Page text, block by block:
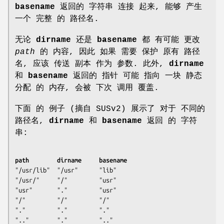
basename 返回的 字符串 连接 起来, 能够 产生
一个 完整 的 路径名.
无论 dirname 还是 basename 都 有可能 更改
path 的 内容, 因此 如果 需要 保护 原有 路径
名, 应该 传送 副本 作为 参数. 此外, dirname
和
basename 返回的 指针 可能 指向 一块 静态
分配 的 内存, 会被 下次 调用 覆盖.
下面 的 例子 (摘自 SUSv2) 展示了 对于 不同的
路径名, dirname 和 basename 返回 的 字符
串:
path  		dirname		basename
"/usr/lib"	"/usr"		"lib"
"/usr/"		"/"  		"usr"
"usr"		"."  		"usr"
"/"  		"/"  		"/"
"."  		"."  		"."
".."  		"."  		".."